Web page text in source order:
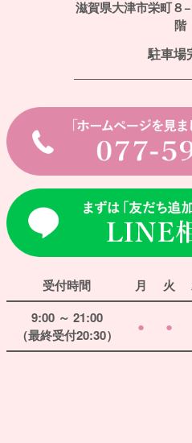
滋賀県大津市栄町８
階
駐車場
受付時間 月 火
9:00 ～ 21:00
（最終受付20:30）
● ●